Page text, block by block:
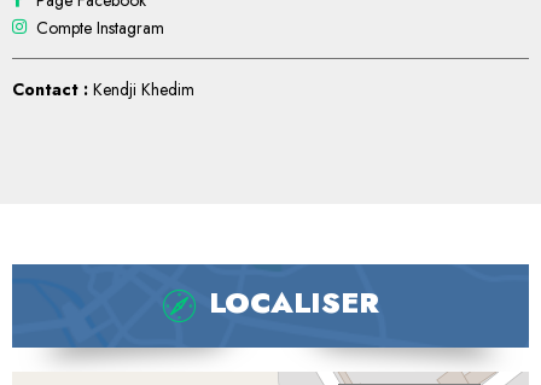
Compte Instagram
Contact : Kendji Khedim
LOCALISER